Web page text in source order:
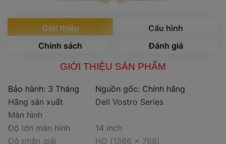
Giới thiệu
Cấu hình
Chính sách
Đánh giá
GIỚI THIỆU SẢN PHẨM
Bảo hành: 3 Tháng
Nguồn gốc: Chính hãng
Hãng sản xuất
Dell Vostro Serie
Màn hình
Độ lớn màn hình
14 inch
Độ phân giải
HD (1366 x 768)